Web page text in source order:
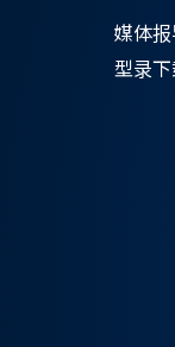
媒体
型录